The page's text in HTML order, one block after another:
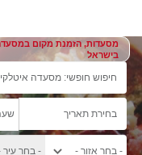
מסעדות, הזמנת מקום
בישראל